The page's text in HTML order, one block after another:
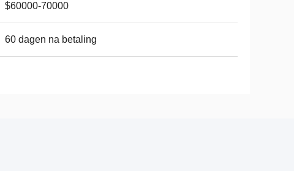
$60000-70000
60 dagen na betaling